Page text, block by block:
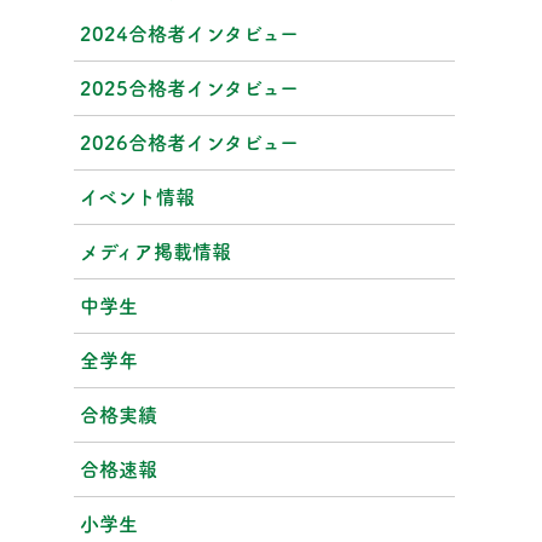
2024合格者インタビュー
2025合格者インタビュー
2026合格者インタビュー
イベント情報
メディア掲載情報
中学生
全学年
合格実績
合格速報
小学生